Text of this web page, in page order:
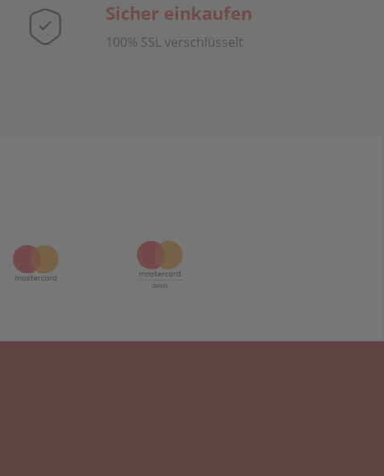
Sicher einkaufen
100% SSL verschlüsselt